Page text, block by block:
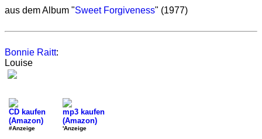
aus dem Album "Sweet Forgiveness" (1977)
Bonnie Raitt:
Louise
CD kaufen
(Amazon)
#Anzeige
mp3 kaufen
(Amazon)
'Anzeige